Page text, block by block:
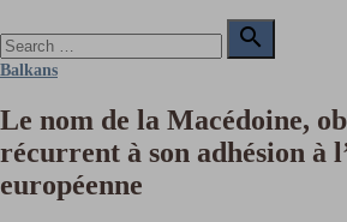
for:

Search
Balkans
Le nom de la Macédoine,
récurrent à son adhésion à
européenne